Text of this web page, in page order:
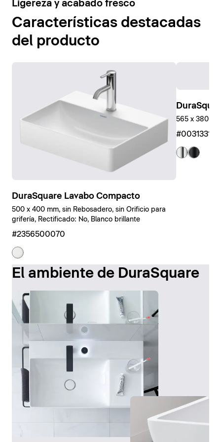
Mostrar bañeras
Ligereza y acabado fresco
Características destacadas
del producto
DuraSquare Lavabo Compacto
500 x 400 mm, sin Rebosadero, sin Orificio para
grifería, Rectificado: No, Blanco brillante
#2356500070
565 x 380 x
El ambiente de DuraSquare